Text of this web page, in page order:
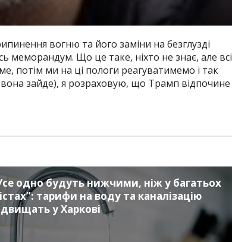
вогню та його заміни на безглузді
меморандум. Що це таке, ніхто не знає, але всі
потім ми на ці пологи реагуватимемо і так
вона зайде), я розраховую, що Трамп відпочине
одно будуть нижчими, ніж у багатьох
тарифи на воду та каналізацію
у Харкові